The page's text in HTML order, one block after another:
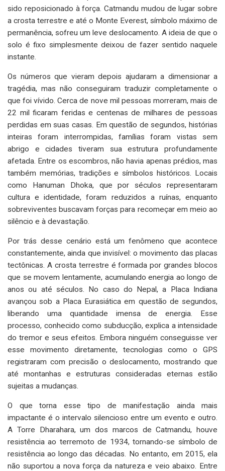
sido reposicionado à força. Catmandu mudou de lugar sobre
a crosta terrestre e até o Monte Everest, símbolo máximo de
permanência, sofreu um leve deslocamento. A ideia de que o
solo é fixo simplesmente deixou de fazer sentido naquele
instante.
Os números que vieram depois ajudaram a dimensionar a
tragédia, mas não conseguiram traduzir completamente o
que foi vívido. Cerca de nove mil pessoas morreram, mais de
22 mil ficaram feridas e centenas de milhares de pessoas
perdidas em suas casas. Em questão de segundos, histórias
inteiras foram interrompidas, famílias foram vistas sem
abrigo e cidades tiveram sua estrutura profundamente
afetada. Entre os escombros, não havia apenas prédios, mas
também memórias, tradições e símbolos históricos. Locais
como Hanuman Dhoka, que por séculos representaram
cultura e identidade, foram reduzidos a ruínas, enquanto
sobreviventes buscavam forças para recomeçar em meio ao
silêncio e à devastação.
Por trás desse cenário está um fenômeno que acontece
constantemente, ainda que invisível: o movimento das placas
tectônicas. A crosta terrestre é formada por grandes blocos
que se movem lentamente, acumulando energia ao longo de
anos ou até séculos. No caso do Nepal, a Placa Indiana
avançou sob a Placa Eurasiática em questão de segundos,
liberando uma quantidade imensa de energia. Esse
processo, conhecido como subducção, explica a intensidade
do tremor e seus efeitos. Embora ninguém conseguisse ver
esse movimento diretamente, tecnologias como o GPS
registraram com precisão o deslocamento, mostrando que
até montanhas e estruturas consideradas eternas estão
sujeitas a mudanças.
O que torna esse tipo de manifestação ainda mais
impactante é o intervalo silencioso entre um evento e outro.
A Torre Dharahara, um dos marcos de Catmandu, houve
resistência ao terremoto de 1934, tornando-se símbolo de
resistência ao longo das décadas. No entanto, em 2015, ela
não suportou a nova força da natureza e veio abaixo. Entre